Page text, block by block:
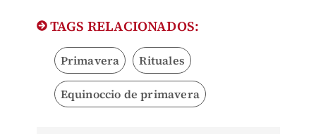
TAGS RELACIONADOS:
Primavera Rituales
Equinoccio de primavera